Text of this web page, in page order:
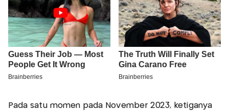
Pada satu momen pada November 2023, ketiganya